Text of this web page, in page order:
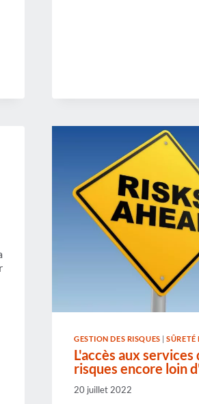
GESTION DES RISQUES |SÛRETÉ
L'accès aux services
risques encore loin
20 juillet 2022